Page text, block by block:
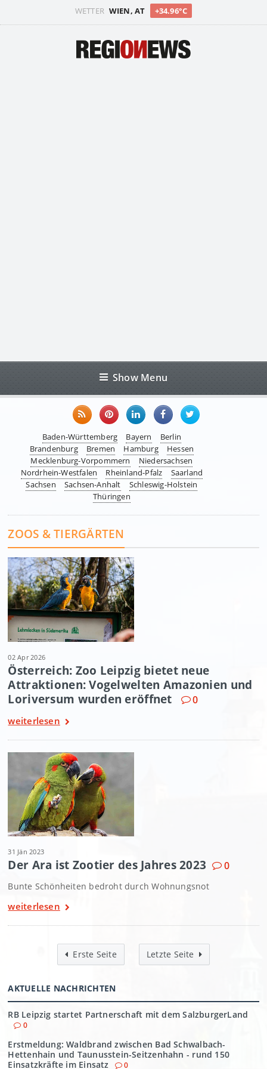
WETTER WIEN, AT +34.96°C
Show Menu
Baden-Württemberg Bayern
Berlin
Brandenburg
Bremen Hamburg
Hessen
Mecklenburg-Vorpommern
Niedersachsen
Nordrhein-Westfalen
Rheinland-Pfalz
Saarland
Sachsen
Sachsen-Anhalt
Schleswig-Holstein
Thüringen
ZOOS & TIERGÄRTEN
02 Apr 2026
Österreich: Zoo Leipzig bietet neue
Attraktionen: Vogelwelten Amazonien und
Loriversum wurden eröffnet
0
weiterlesen
31 Jän 2023
Der Ara ist Zootier des Jahres 2023 0
Bunte Schönheiten bedroht durch Wohnungsnot
weiterlesen
Erste Seite Letzte Seite
AKTUELLE NACHRICHTEN
RB Leipzig startet Partnerschaft mit dem SalzburgerLand
0
Erstmeldung: Waldbrand zwischen Bad Schwalbach-
Hettenhain und Taunusstein-Seitzenhahn - rund 150
Einsatzkräfte im Einsatz
0